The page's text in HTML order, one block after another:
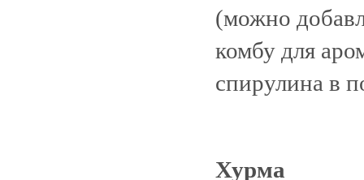
(можно
комбу для
спирулина в
Хурма